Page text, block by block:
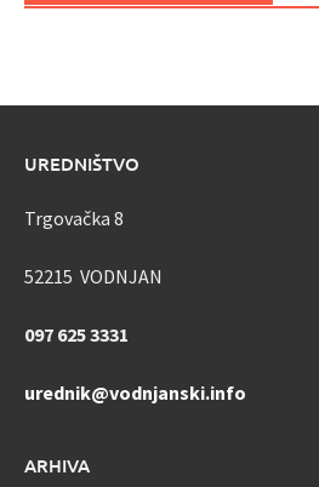
UREDNIŠTVO
Trgovačka 8
52215 VODNJAN
097 625 3331
urednik@vodnjanski.info
ARHIVA